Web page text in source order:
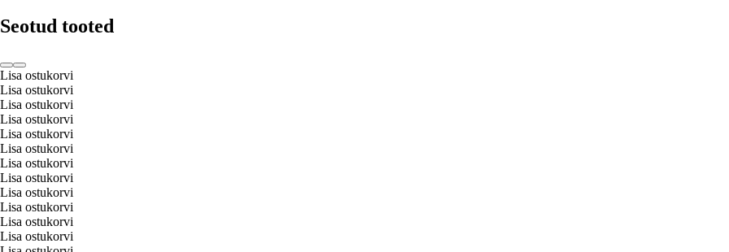
Seotud tooted
Lisa ostukorvi
Lisa ostukorvi
Lisa ostukorvi
Lisa ostukorvi
Lisa ostukorvi
Lisa ostukorvi
Lisa ostukorvi
Lisa ostukorvi
Lisa ostukorvi
Lisa ostukorvi
Lisa ostukorvi
Lisa ostukorvi